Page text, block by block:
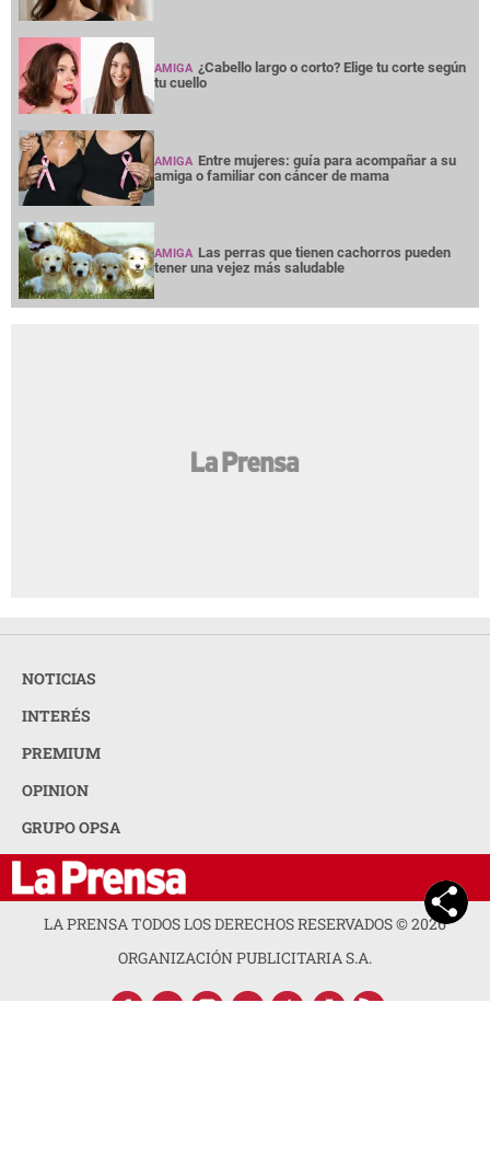
AMIGA ¿Cabello largo o corto? Elige tu corte según
tu cuello
AMIGA Entre mujeres: guía para acompañar a su
amiga o familiar con cáncer de mama
AMIGA Las perras que tienen cachorros pueden
tener una vejez más saludable
NOTICIAS
INTERÉS
PREMIUM
OPINION
GRUPO OPSA
LA PRENSA TODOS LOS DERECHOS RESERVADOS ©2026
ORGANIZACIÓN PUBLICITARIA S.A.